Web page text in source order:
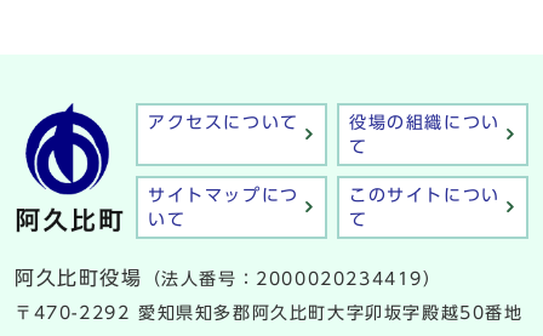
アクセスについて
役場の組織につい
て
サイトマップにつ
いて
このサイトについ
て
阿久比町役場
（法人番号：2000020234419）
〒470-2292 愛知県知多郡阿久比町大字卯坂字殿越50番地